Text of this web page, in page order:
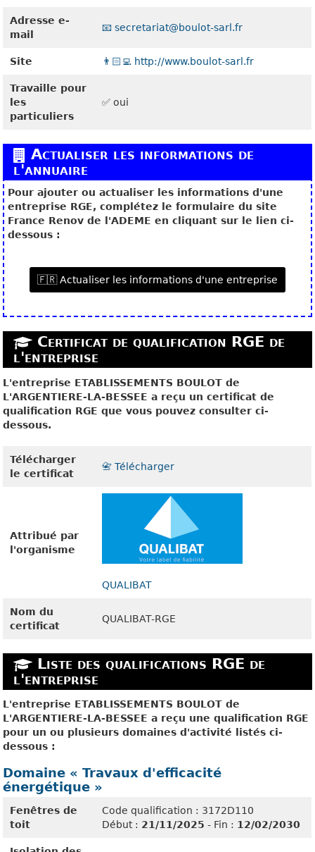
Adresse e-
mail
📧 secretariat@boulot-sarl.fr
Site 👨🏻‍💻 http://www.boulot-sarl.fr
Travaille pour
les
particuliers
✅ oui
Actualiser les informations de
l'annuaire
Pour ajouter ou actualiser les informations d'une
entreprise RGE, complétez le formulaire du site
France Renov de l'ADEME en cliquant sur le lien ci-
dessous :
🇫🇷 Actualiser les informations d'une entreprise
Certificat de qualification RGE de
l'entreprise
L'entreprise ETABLISSEMENTS BOULOT de
L'ARGENTIERE-LA-BESSEE a reçu un certificat de
qualification RGE que vous pouvez consulter ci-
dessous.
Télécharger
le certificat
📇 Télécharger
Attribué par
l'organisme
QUALIBAT
Nom du
certificat
QUALIBAT-RGE
Liste des qualifications RGE de
l'entreprise
L'entreprise ETABLISSEMENTS BOULOT de
L'ARGENTIERE-LA-BESSEE a reçu une qualification RGE
pour un ou plusieurs domaines d'activité listés ci-
dessous :
Domaine « Travaux d'efficacité
énergétique »
Fenêtres de
toit
Code qualification : 3172D110
Début : 21/11/2025 - Fin : 12/02/2030